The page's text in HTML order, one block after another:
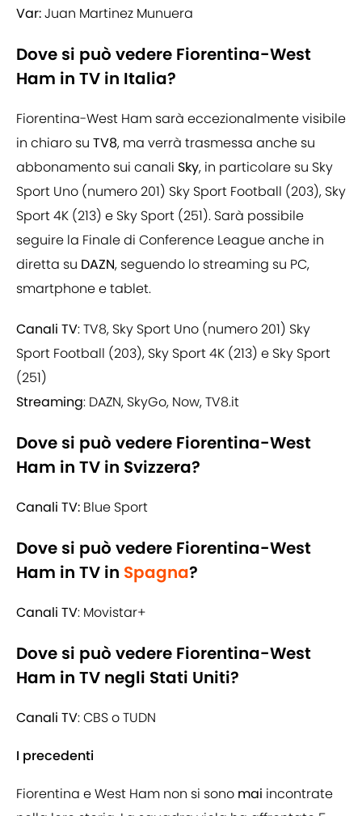
Var:Juan Martinez Munuera
Dove si può vedere Fiorentina-West
Ham in TV in Italia?
Fiorentina-West Ham sarà eccezionalmente visibile
in chiaro su TV8, ma verrà trasmessa anche su
abbonamento sui canali Sky, in particolare su Sky
Sport Uno (numero 201) Sky Sport Football (203), Sky
Sport 4K (213) e Sky Sport (251). Sarà possibile
seguire la Finale di Conference League anche in
diretta su DAZN, seguendo lo streaming su PC,
smartphone e tablet.
Canali TV: TV8, Sky Sport Uno (numero 201) Sky
Sport Football (203), Sky Sport 4K (213) e Sky Sport
(251)
Streaming: DAZN, SkyGo, Now, TV8.it
Dove si può vedere Fiorentina-West
Ham in TV in Svizzera?
Canali TV: Blue Sport
Dove si può vedere Fiorentina-West
Ham in TV in Spagna?
Canali TV: Movistar+
Dove si può vedere Fiorentina-West
Ham in TV negli Stati Uniti?
Canali TV: CBS o TUDN
I precedenti
Fiorentina e West Ham non si sono mai incontrate